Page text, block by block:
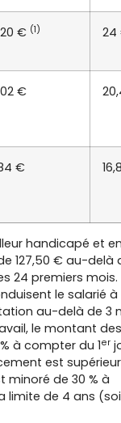
€ (1) 24
€
€
handicapé et
127,50 € au-delà
24 premiers mois.
le salarié à
au-delà de 3
le montant des
à compter du 1er
est
minoré de 30 % à
limite de 4 ans